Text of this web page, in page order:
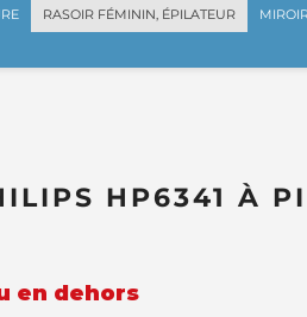
RASOIR FÉMININ, ÉPILATEUR
HP6341 À
en dehors